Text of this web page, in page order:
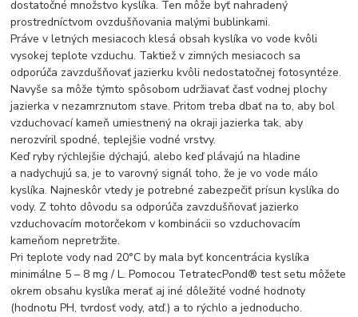
dostatočné množstvo kyslíka. Ten môže byť nahradený
prostredníctvom ovzdušňovania malými bublinkami.
Práve v letných mesiacoch klesá obsah kyslíka vo vode kvôli
vysokej teplote vzduchu. Taktiež v zimných mesiacoch sa
odporúča zavzdušňovať jazierku kvôli nedostatočnej fotosyntéze.
Navyše sa môže týmto spôsobom udržiavať časť vodnej plochy
jazierka v nezamrznutom stave. Pritom treba dbať na to, aby bol
vzduchovací kameň umiestnený na okraji jazierka tak, aby
nerozvíril spodné, teplejšie vodné vrstvy.
Keď ryby rýchlejšie dýchajú, alebo keď plávajú na hladine
a nadychujú sa, je to varovný signál toho, že je vo vode málo
kyslíka. Najneskôr vtedy je potrebné zabezpečiť prísun kyslíka do
vody. Z tohto dôvodu sa odporúča zavzdušňovať jazierko
vzduchovacím motorčekom v kombinácii so vzduchovacím
kameňom nepretržite.
Pri teplote vody nad 20°C by mala byť koncentrácia kyslíka
minimálne 5 – 8 mg / L. Pomocou TetratecPond® test setu môžete
okrem obsahu kyslíka merať aj iné dôležité vodné hodnoty
(hodnotu PH, tvrdosť vody, atď.) a to rýchlo a jednoducho.